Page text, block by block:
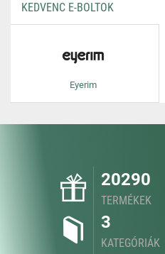
KEDVENC E-BOLTOK
Eyerim
20290
TERMÉKEK
3
KATEGÓRIÁK